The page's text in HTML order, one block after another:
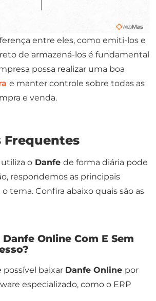
entre eles, como emiti-los e
de armazená-los é fundamental
possa realizar uma boa
e manter controle sobre todas as
e venda.
Frequentes
o Danfe de forma diária pode
respondemos as principais
tema. Confira abaixo quais são as
Online Com E Sem
possível baixar Danfe Online por
especializado, como o ERP